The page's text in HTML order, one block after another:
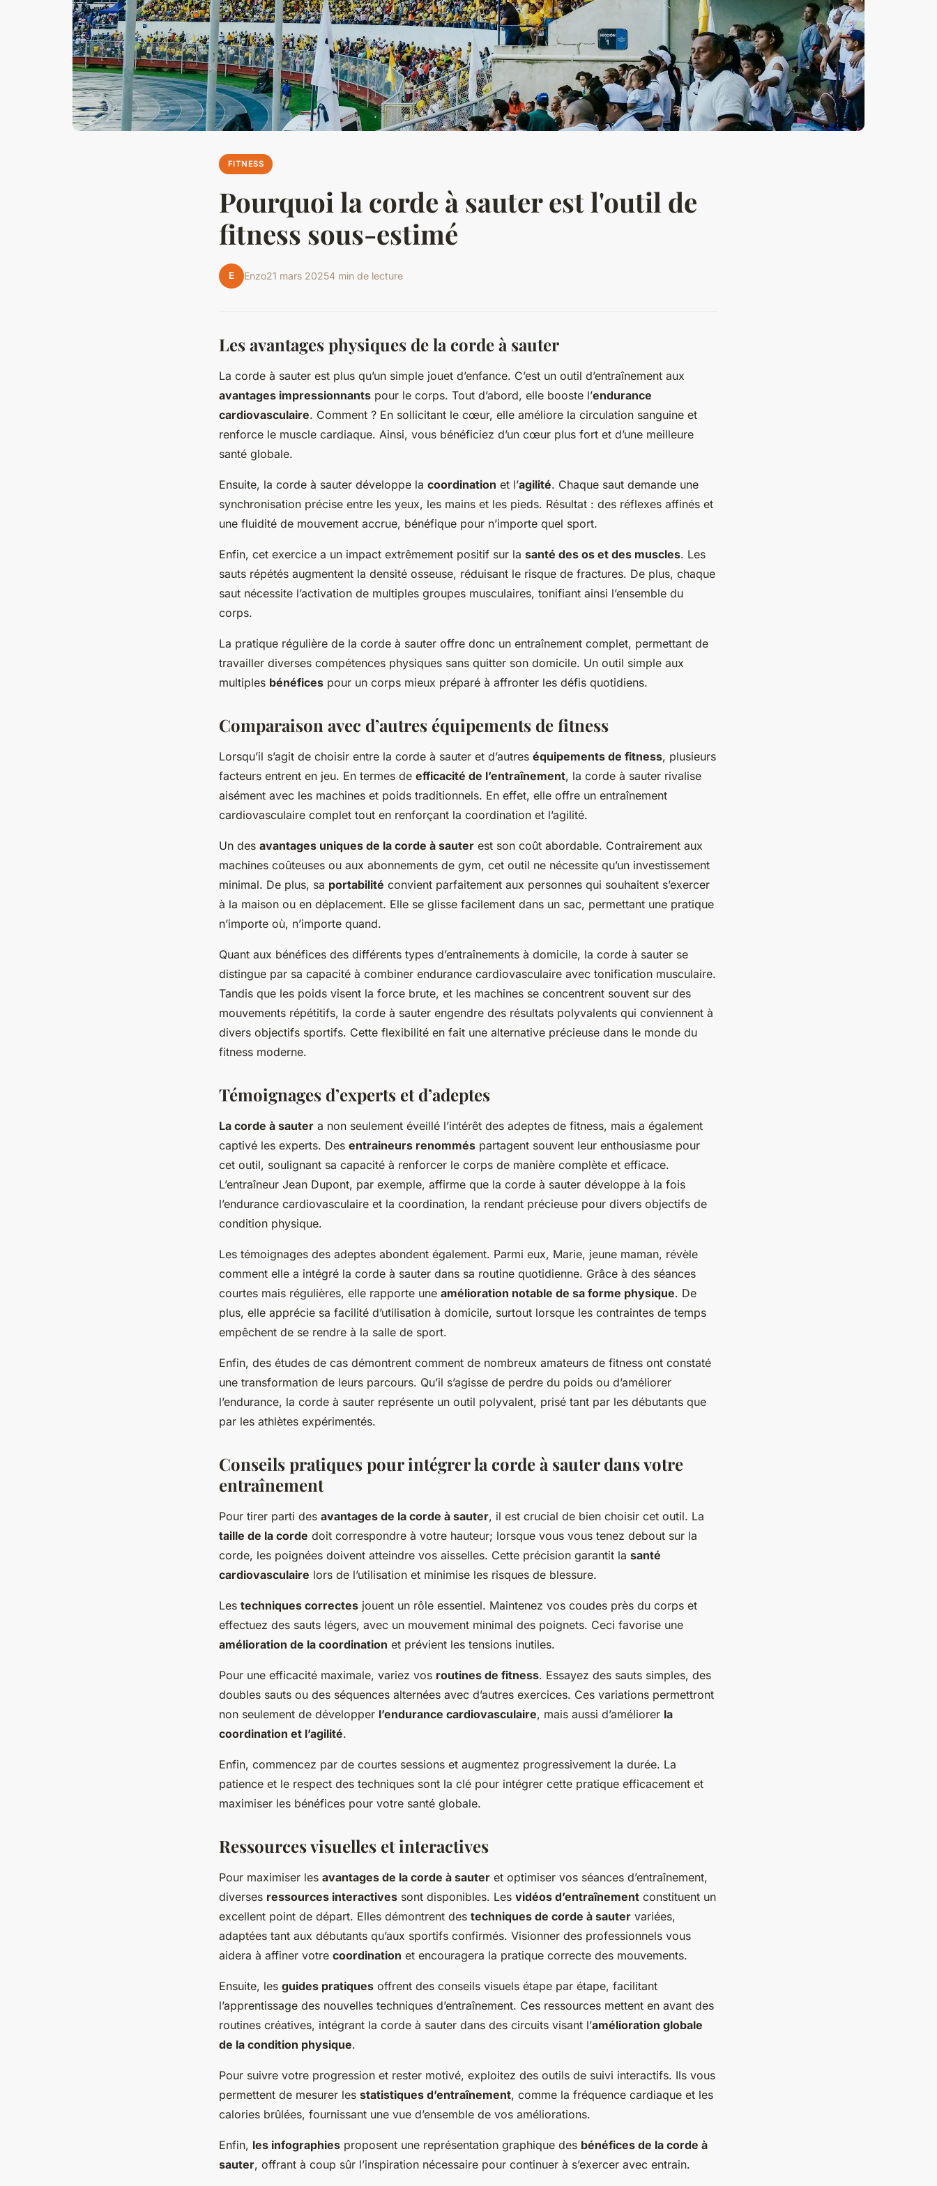
FITNESS
Pourquoi la corde à sauter est l'outil de
fitness sous-estimé
E Enzo21 mars 20254 min de lecture
Les avantages physiques de la corde à sauter
La corde à sauter est plus qu’un simple jouet d’enfance. C’est un outil d’entraînement aux
avantages impressionnants pour le corps. Tout d’abord, elle booste l’endurance
cardiovasculaire. Comment ? En sollicitant le cœur, elle améliore la circulation sanguine et
renforce le muscle cardiaque. Ainsi, vous bénéficiez d’un cœur plus fort et d’une meilleure
santé globale.
Ensuite, la corde à sauter développe la coordination et l’agilité. Chaque saut demande une
synchronisation précise entre les yeux, les mains et les pieds. Résultat : des réflexes affinés et
une fluidité de mouvement accrue, bénéfique pour n’importe quel sport.
Enfin, cet exercice a un impact extrêmement positif sur la santé des os et des muscles. Les
sauts répétés augmentent la densité osseuse, réduisant le risque de fractures. De plus, chaque
saut nécessite l’activation de multiples groupes musculaires, tonifiant ainsi l’ensemble du
corps.
La pratique régulière de la corde à sauter offre donc un entraînement complet, permettant de
travailler diverses compétences physiques sans quitter son domicile. Un outil simple aux
multiples bénéfices pour un corps mieux préparé à affronter les défis quotidiens.
Comparaison avec d’autres équipements de fitness
Lorsqu’il s’agit de choisir entre la corde à sauter et d’autres équipements de fitness, plusieurs
facteurs entrent en jeu. En termes de efficacité de l’entraînement, la corde à sauter rivalise
aisément avec les machines et poids traditionnels. En effet, elle offre un entraînement
cardiovasculaire complet tout en renforçant la coordination et l’agilité.
Un des avantages uniques de la corde à sauter est son coût abordable. Contrairement aux
machines coûteuses ou aux abonnements de gym, cet outil ne nécessite qu’un investissement
minimal. De plus, sa portabilité convient parfaitement aux personnes qui souhaitent s’exercer
à la maison ou en déplacement. Elle se glisse facilement dans un sac, permettant une pratique
n’importe où, n’importe quand.
Quant aux bénéfices des différents types d’entraînements à domicile, la corde à sauter se
distingue par sa capacité à combiner endurance cardiovasculaire avec tonification musculaire.
Tandis que les poids visent la force brute, et les machines se concentrent souvent sur des
mouvements répétitifs, la corde à sauter engendre des résultats polyvalents qui conviennent à
divers objectifs sportifs. Cette flexibilité en fait une alternative précieuse dans le monde du
fitness moderne.
Témoignages d’experts et d’adeptes
La corde à sauter a non seulement éveillé l’intérêt des adeptes de fitness, mais a également
captivé les experts. Des entraineurs renommés partagent souvent leur enthousiasme pour
cet outil, soulignant sa capacité à renforcer le corps de manière complète et efficace.
L’entraîneur Jean Dupont, par exemple, affirme que la corde à sauter développe à la fois
l’endurance cardiovasculaire et la coordination, la rendant précieuse pour divers objectifs de
condition physique.
Les témoignages des adeptes abondent également. Parmi eux, Marie, jeune maman, révèle
comment elle a intégré la corde à sauter dans sa routine quotidienne. Grâce à des séances
courtes mais régulières, elle rapporte une amélioration notable de sa forme physique. De
plus, elle apprécie sa facilité d’utilisation à domicile, surtout lorsque les contraintes de temps
empêchent de se rendre à la salle de sport.
Enfin, des études de cas démontrent comment de nombreux amateurs de fitness ont constaté
une transformation de leurs parcours. Qu’il s’agisse de perdre du poids ou d’améliorer
l’endurance, la corde à sauter représente un outil polyvalent, prisé tant par les débutants que
par les athlètes expérimentés.
Conseils pratiques pour intégrer la corde à sauter dans votre
entraînement
Pour tirer parti des avantages de la corde à sauter, il est crucial de bien choisir cet outil. La
taille de la corde doit correspondre à votre hauteur; lorsque vous vous tenez debout sur la
corde, les poignées doivent atteindre vos aisselles. Cette précision garantit la santé
cardiovasculaire lors de l’utilisation et minimise les risques de blessure.
Les techniques correctes jouent un rôle essentiel. Maintenez vos coudes près du corps et
effectuez des sauts légers, avec un mouvement minimal des poignets. Ceci favorise une
amélioration de la coordination et prévient les tensions inutiles.
Pour une efficacité maximale, variez vos routines de fitness. Essayez des sauts simples, des
doubles sauts ou des séquences alternées avec d’autres exercices. Ces variations permettront
non seulement de développer l’endurance cardiovasculaire, mais aussi d’améliorer la
coordination et l’agilité.
Enfin, commencez par de courtes sessions et augmentez progressivement la durée. La
patience et le respect des techniques sont la clé pour intégrer cette pratique efficacement et
maximiser les bénéfices pour votre santé globale.
Ressources visuelles et interactives
Pour maximiser les avantages de la corde à sauter et optimiser vos séances d’entraînement,
diverses ressources interactives sont disponibles. Les vidéos d’entraînement constituent un
excellent point de départ. Elles démontrent des techniques de corde à sauter variées,
adaptées tant aux débutants qu’aux sportifs confirmés. Visionner des professionnels vous
aidera à affiner votre coordination et encouragera la pratique correcte des mouvements.
Ensuite, les guides pratiques offrent des conseils visuels étape par étape, facilitant
l’apprentissage des nouvelles techniques d’entraînement. Ces ressources mettent en avant des
routines créatives, intégrant la corde à sauter dans des circuits visant l’amélioration globale
de la condition physique.
Pour suivre votre progression et rester motivé, exploitez des outils de suivi interactifs. Ils vous
permettent de mesurer les statistiques d’entraînement, comme la fréquence cardiaque et les
calories brûlées, fournissant une vue d’ensemble de vos améliorations.
Enfin, les infographies proposent une représentation graphique des bénéfices de la corde à
sauter, offrant à coup sûr l’inspiration nécessaire pour continuer à s’exercer avec entrain.